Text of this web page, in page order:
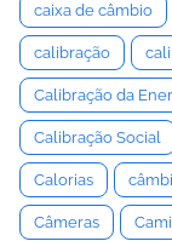
caixa de câmbio
calibração
Calibração da
Calibração Social
Calorias
Câmeras